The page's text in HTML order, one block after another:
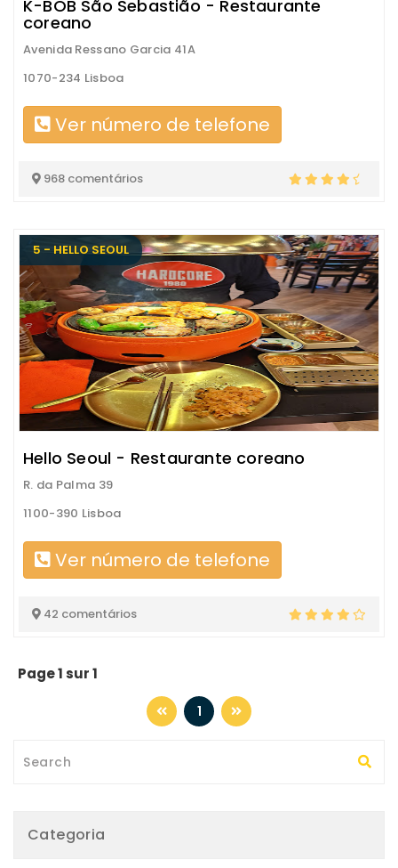
K-BOB São Sebastião - Restaurante
coreano
Avenida Ressano Garcia 41A
1070-234 Lisboa
Ver número de telefone
968 comentários
5 - HELLO SEOUL
Hello Seoul - Restaurante coreano
R. da Palma 39
1100-390 Lisboa
Ver número de telefone
42 comentários
Page 1 sur 1
1
Categoria